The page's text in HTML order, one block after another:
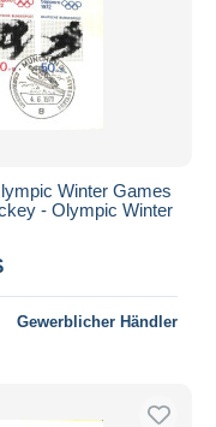
Winter Games
- Olympic Winter
Gewerblicher Händler